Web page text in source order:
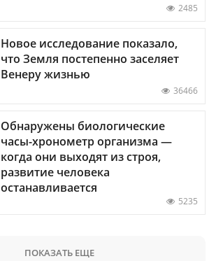
2485
Новое исследование показало,
что Земля постепенно заселяет
Венеру жизнью
36466
Обнаружены биологические
часы-хронометр организма —
когда они выходят из строя,
развитие человека
останавливается
5235
ПОКАЗАТЬ ЕЩЕ